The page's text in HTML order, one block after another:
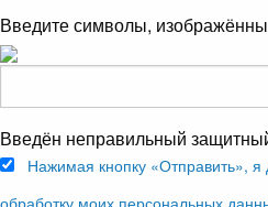
Введите символы,
Введён неправильный
Нажимая кнопку «Отправить», я
обработку моих персональных